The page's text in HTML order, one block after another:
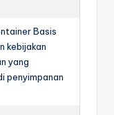
Basis
kebijakan
yang
penyimpanan